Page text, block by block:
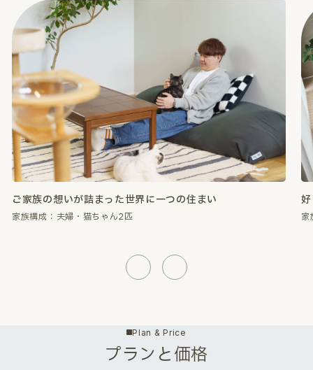
好きなものに囲まれて、心が満たされる暮らし。
家族構成：夫婦・猫ちゃん2匹 家
Plan & Price
プランと価格